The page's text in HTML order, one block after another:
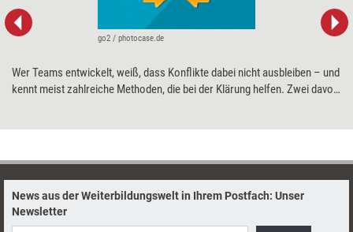
go2 / photocase.de
Wer Teams entwickelt, weiß, dass Konflikte dabei nicht ausbleiben – und
kennt meist zahlreiche Methoden, die bei der Klärung helfen. Zwei davon
News aus der Weiterbildungswelt in Ihrem Postfach: Unser
Newsletter